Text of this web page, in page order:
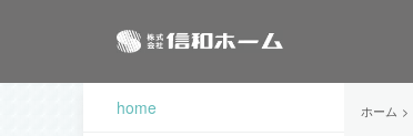
ホーム
home